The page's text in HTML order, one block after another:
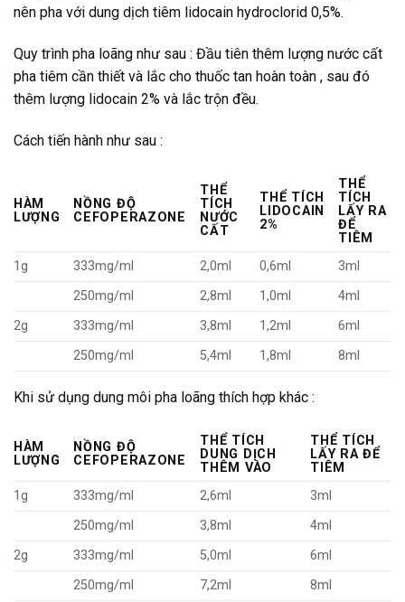
nên pha với dung dịch tiêm lidocain hydroclorid 0,5%.
Quy trình pha loãng như sau : Đầu tiên thêm lượng nước cất
pha tiêm cần thiết và lắc cho thuốc tan hoàn toàn , sau đó
thêm lượng lidocain 2% và lắc trộn đều.
Cách tiến hành như sau :
HÀM
LƯỢNG
NỒNG ĐỘ
CEFOPERAZONE
THỂ
TÍCH
NƯỚC
CẤT
THỂ TÍCH
LIDOCAIN
2%
THỂ
TÍCH
LẤY RA
ĐỂ
TIÊM
1g
333mg/ml 2,0ml 0,6ml
3ml
250mg/ml
2,8ml 1,0ml
4ml
2g
333mg/ml 3,8ml 1,2ml
6ml
250mg/ml
5,4ml 1,8ml 8ml
Khi sử dụng dung môi pha loãng thích hợp khác :
HÀM
LƯỢNG
NỒNG ĐỘ
CEFOPERAZONE
THỂ TÍCH
DUNG DỊCH
THÊM VÀO
THỂ TÍCH
LẤY RA ĐỂ
TIÊM
1g
333mg/ml 2,6ml
3ml
250mg/ml
3,8ml
4ml
2g
333mg/ml 5,0ml
6ml
250mg/ml
7,2ml 8ml